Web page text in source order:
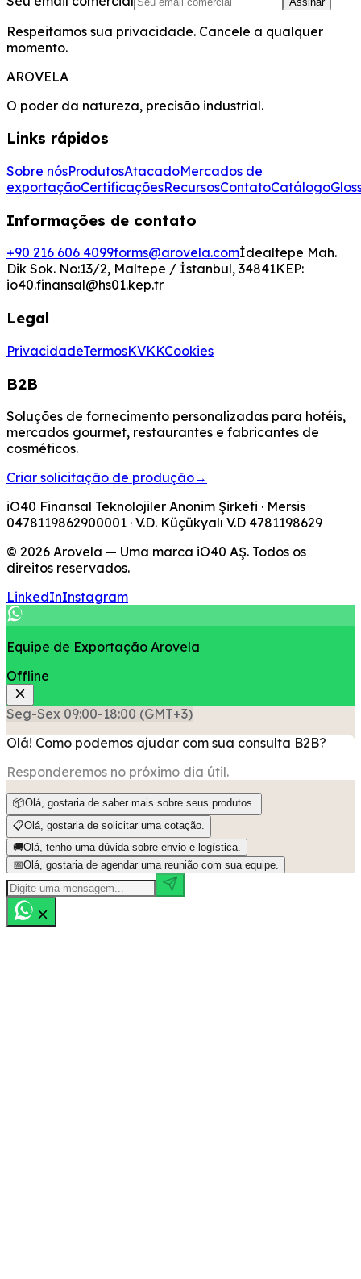
Respeitamos sua privacidade. Cancele a qualquer
momento.
AROVELA
O poder da natureza, precisão industrial.
Links rápidos
Sobre nósProdutosAtacadoMercados de
exportaçãoCertificaçõesRecursosContatoCatálogo
Informações de contato
+90 216 606 4099forms@arovela.comİdealtepe Mah.
Dik Sok. No:13/2, Maltepe / İstanbul, 34841KEP:
io40.finansal@hs01.kep.tr
Legal
PrivacidadeTermosKVKKCookies
B2B
Soluções de fornecimento personalizadas para hotéis,
mercados gourmet, restaurantes e fabricantes de
cosméticos.
Criar solicitação de produção→
iO40 Finansal Teknolojiler Anonim Şirketi · Mersis
0478119862900001 · V.D. Küçükyalı V.D 4781198629
© 2026 Arovela — Uma marca iO40 AŞ. Todos os
direitos reservados.
LinkedInInstagram
Equipe de Exportação Arovela
Offline
Seg-Sex 09:00-18:00 (GMT+3)
Olá! Como podemos ajudar com sua consulta B2B?
Responderemos no próximo dia útil.
📦Olá, gostaria de saber mais sobre seus produtos.
📋Olá, gostaria de solicitar uma cotação.
🚚Olá, tenho uma dúvida sobre envio e logística.
📅Olá, gostaria de agendar uma reunião com sua equipe.